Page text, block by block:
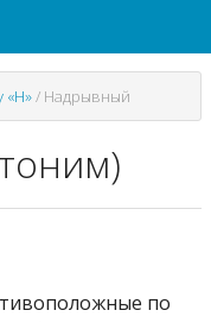
«Н»/ Надрывный
по